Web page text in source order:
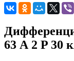
63 А 2 P 30